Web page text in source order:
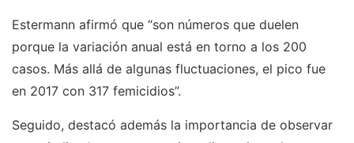
Estermann afirmó que “son números que duelen
porque la variación anual está en torno a los 200
casos. Más allá de algunas fluctuaciones, el pico fue
en 2017 con 317 femicidios”.
Seguido, destacó además la importancia de observar